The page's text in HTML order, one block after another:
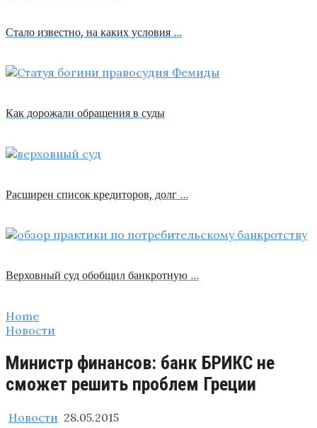
Стало известно, на каких условия …
Как дорожали обращения в суды
Расширен список кредиторов, долг …
Верховный суд обобщил банкротную …
Home
Новости
Министр финансов: банк БРИКС не
сможет решить проблем Греции
Новости 28.05.2015